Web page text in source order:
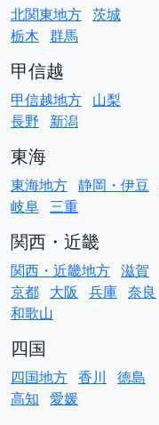
北関東地方 茨城
栃木 群馬
甲信越
甲信越地方 山梨
長野
新潟
東海
東海地方 静岡・伊豆
岐阜 三重
関西・近畿
関西・近畿地方 滋賀
京都 大阪 兵庫 奈良
和歌山
四国
四国地方 香川
徳島
高知 愛媛